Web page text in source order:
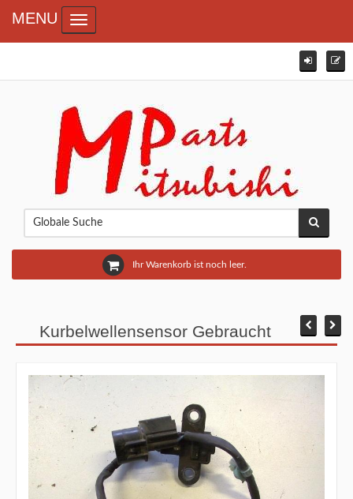
Ihr Warenkorb ist noch leer.
MENU Toggle navigation
Kurbelwellensensor Gebraucht